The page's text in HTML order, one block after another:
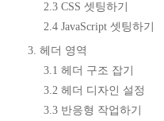
2.3 CSS 셋팅하기
2.4 JavaScript 셋팅하기
3. 헤더 영역
3.1 헤더 구조 잡기
3.2 헤더 디자인 설정
3.3 반응형 작업하기